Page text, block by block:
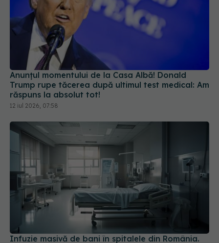
Anunțul momentului de la Casa Albă! Donald
Trump rupe tăcerea după ultimul test medical: Am
răspuns la absolut tot!
12 iul 2026, 07:58
Infuzie masivă de bani în spitalele din România.